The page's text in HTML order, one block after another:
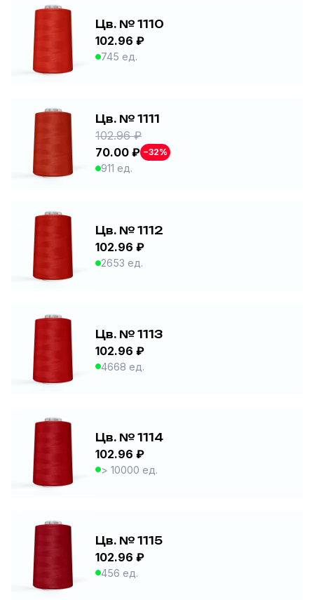
Цв. № 1110
102.96 ₽
745 ед.
Цв. № 1111
102.96 ₽
70.00 ₽ −32%
911 ед.
Цв. № 1112
102.96 ₽
2653 ед.
Цв. № 1113
102.96 ₽
4668 ед.
Цв. № 1114
102.96 ₽
> 10000 ед.
Цв. № 1115
102.96 ₽
456 ед.